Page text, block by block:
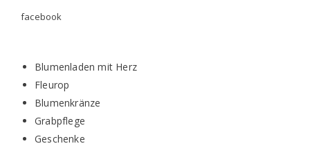
facebook
Blumenladen mit Herz
Fleurop
Blumenkränze
Grabpflege
Geschenke